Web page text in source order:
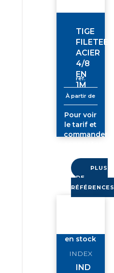
TIGE
FILETEE
ACIER
4/8
EN
1M
réf.
À partir de
Pour voir
le tarif et
commander
PLUS
DE
RÉFÉRENCES
en stock
INDEX
IND